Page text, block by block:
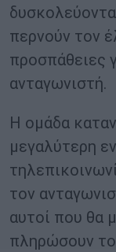
περνούν τον
προσπάθειες
ανταγωνιστή.
Η ομάδα
μεγαλύτερη
τον
αυτοί που θα
πληρώσουν το